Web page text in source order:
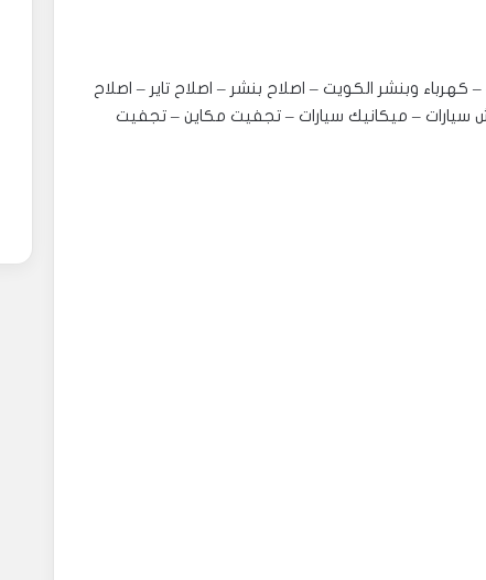
وبنشر الكويت – اصلاح بنشر – اصلاح تاير – اصلاح
سيارات – ميكانيك سيارات – تجفيت مكاين – تجفيت